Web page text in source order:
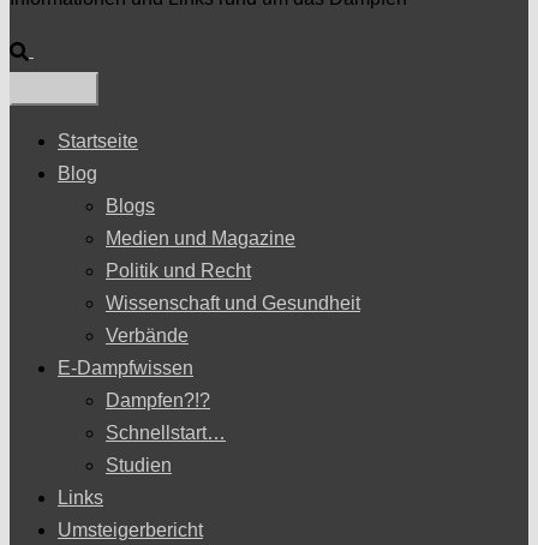
Suche
Startseite
Blog
Blogs
Medien und Magazine
Politik und Recht
Wissenschaft und Gesundheit
Verbände
E-Dampfwissen
Dampfen?!?
Schnellstart…
Studien
Links
Umsteigerbericht